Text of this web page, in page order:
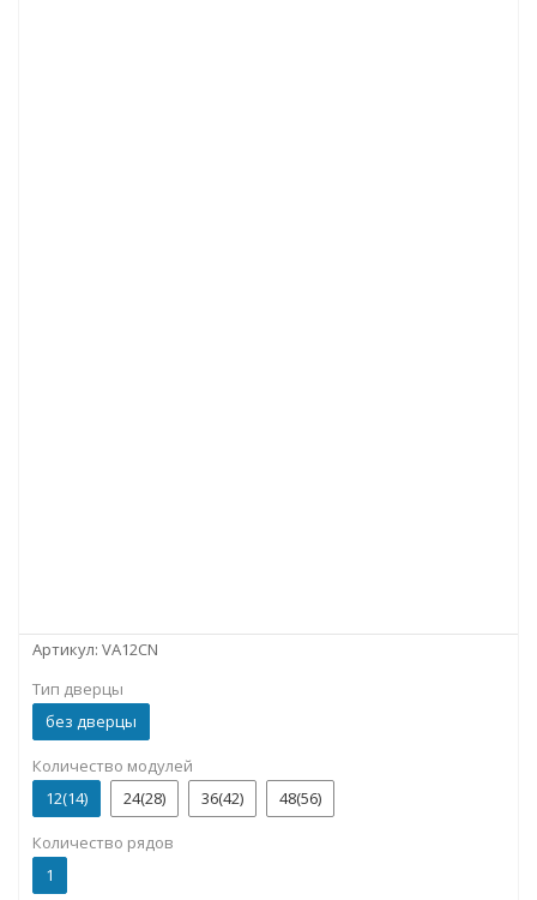
Артикул: VA12CN
Тип дверцы
без дверцы
Количество модулей
12(14)
24(28) 36(42) 48(56)
Количество рядов
1